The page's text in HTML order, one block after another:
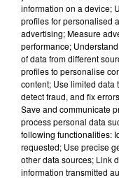
Lecture (1
100%
On se fait du bien
information on a device;
profiles for personalised
advertising; Measure
performance;
of data from different
profiles to personalise
content; Use limited data
detect fraud, and fix
Save and communicate
process personal data
following functionalities:
requested; Use precise
other data sources; Link
information transmitted